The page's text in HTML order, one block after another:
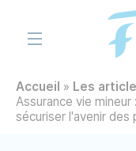
Aller au contenu
Accueil
Les
Assurance vie
sécuriser l'avenir des